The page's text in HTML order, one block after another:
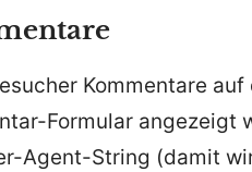
Kommentare
Formular angezeigt
Agent-String (damit